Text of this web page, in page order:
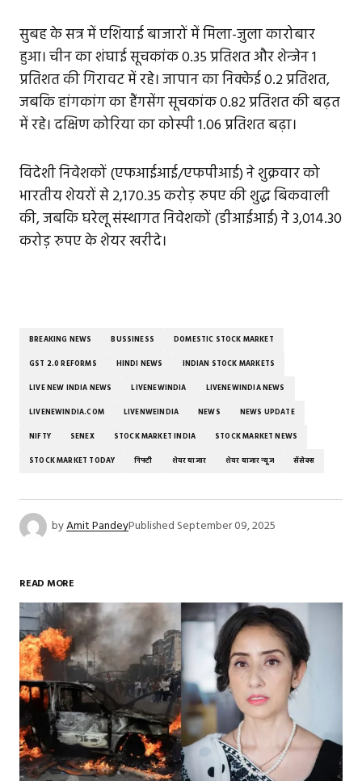
सुबह के सत्र में एशियाई बाजारों में मिला-जुला कारोबार
हुआ। चीन का शंघाई सूचकांक 0.35 प्रतिशत और शेन्जेन 1
प्रतिशत की गिरावट में रहे। जापान का निक्केई 0.2 प्रतिशत,
जबकि हांगकांग का हैंगसेंग सूचकांक 0.82 प्रतिशत की बढ़त
में रहे। दक्षिण कोरिया का कोस्पी 1.06 प्रतिशत बढ़ा।
विदेशी निवेशकों (एफआईआई/एफपीआई) ने शुक्रवार को
भारतीय शेयरों से 2,170.35 करोड़ रुपए की शुद्ध बिकवाली
की, जबकि घरेलू संस्थागत निवेशकों (डीआईआई) ने 3,014.30
करोड़ रुपए के शेयर खरीदे।
BREAKING NEWS BUSSINESS DOMESTIC STOCK MARKET
GST 2.0 REFORMS HINDI NEWS INDIAN STOCK MARKETS
LIVE NEW INDIA NEWS LIVENEWINDIA LIVENEWINDIA NEWS
LIVENEWINDIA.COM LIVENWEINDIA NEWS NEWS UPDATE
NIFTY SENEX STOCK MARKET INDIA STOCK MARKET NEWS
STOCK MARKET TODAY निफ्टी शेयर बाजार शेयर बाजार न्यूज सेंसेक्स
byAmit PandeyPublished September 09, 2025
READ MORE